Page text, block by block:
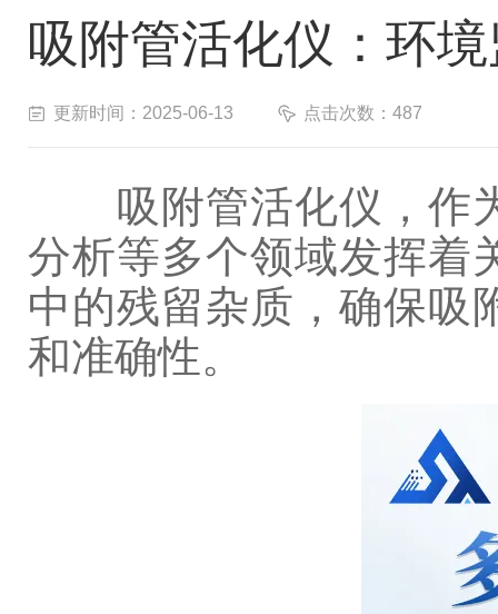
吸附管活化仪：环
更新时间：2025-06-13 点击次数：487
吸附管活化仪，作
分析等多个领域发挥着
中的残留杂质，确保吸
和准确性。